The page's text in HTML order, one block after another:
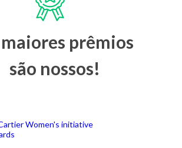
prêmios
são nossos!